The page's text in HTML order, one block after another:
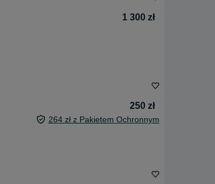
1 300 zł
250 zł
264 zł z Pakietem Ochronnym